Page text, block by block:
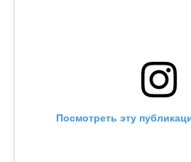
Посмотреть эту